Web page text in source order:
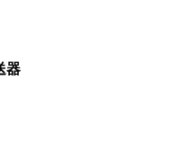
器